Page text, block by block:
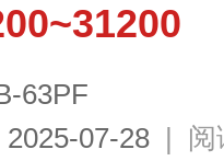
63PF
2025-07-28 | 阅